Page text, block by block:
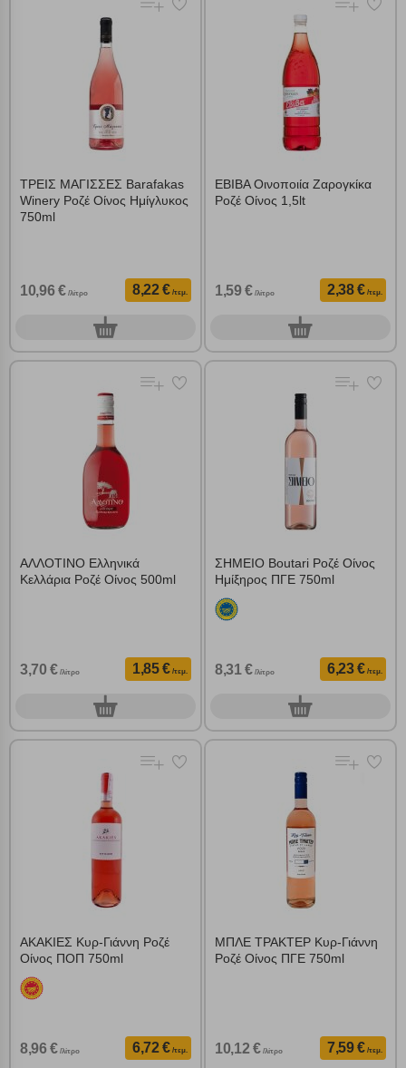
ΤΡΕΙΣ ΜΑΓΙΣΣΕΣ Barafakas
Winery Ροζέ Οίνος Ημίγλυκος
750ml
10,96 € /λίτρο 8,22 € /τεμ.
0τεμ.
ΕΒΙΒΑ Οινοποιία Ζαρογκίκα
Ροζέ Οίνος 1,5lt
1,59 € /λίτρο 2,38 € /τεμ.
0τεμ.
ΑΛΛΟΤΙΝΟ Ελληνικά
Κελλάρια Ροζέ Οίνος 500ml
3,70 € /λίτρο 1,85 € /τεμ.
0τεμ.
ΣΗΜΕΙΟ Boutari Ροζέ Οίνος
Ημίξηρος ΠΓΕ 750ml
8,31 € /λίτρο 6,23 € /τεμ.
0τεμ.
ΑΚΑΚΙΕΣ Κυρ-Γιάννη Ροζέ
Οίνος ΠΟΠ 750ml
8,96 € /λίτρο 6,72 € /τεμ.
ΜΠΛΕ ΤΡΑΚΤΕΡ Κυρ-Γιάννη
Ροζέ Οίνος ΠΓΕ 750ml
10,12 € /λίτρο 7,59 € /τεμ.